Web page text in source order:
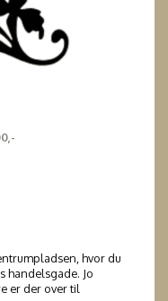
hvor du
handelsgade. Jo
er der over til